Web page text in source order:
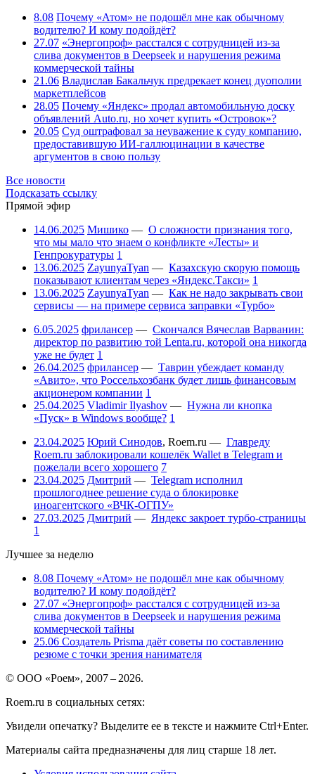
8.08 Почему «Атом» не подошёл мне как обычному
водителю? И кому подойдёт?
27.07 «Энергопроф» расстался с сотрудницей из-за
слива документов в Deepseek и нарушения режима
коммерческой тайны
21.06 Владислав Бакальчук предрекает конец дуополии
маркетплейсов
28.05 Почему «Яндекс» продал автомобильную доску
объявлений Auto.ru, но хочет купить «Островок»?
20.05 Суд оштрафовал за неуважение к суду компанию,
предоставившую ИИ-галлюцинации в качестве
аргументов в свою пользу
Все новости
Подсказать ссылку
Прямой эфир
14.06.2025 Мишико — О сложности признания того,
что мы мало что знаем о конфликте «Лесты» и
Генпрокуратуры 1
13.06.2025 ZayunyaTyan — Казахскую скорую помощь
показывают клиентам через «Яндекс.Такси» 1
13.06.2025 ZayunyaTyan — Как не надо закрывать свои
сервисы — на примере сервиса заправки «Турбо»
6.05.2025 фрилансер — Скончался Вячеслав Варванин:
директор по развитию той Lenta.ru, которой она никогда
уже не будет 1
26.04.2025 фрилансер — Таврин убеждает команду
«Авито», что Россельхозбанк будет лишь финансовым
акционером компании 1
25.04.2025 Vladimir Ilyashov — Нужна ли кнопка
«Пуск» в Windows вообще? 1
23.04.2025 Юрий Синодов, Roem.ru — Главреду
Roem.ru заблокировали кошелёк Wallet в Telegram и
пожелали всего хорошего 7
23.04.2025 Дмитрий — Telegram исполнил
прошлогоднее решение суда о блокировке
иноагентского «ВЧК-ОГПУ»
27.03.2025 Дмитрий — Яндекс закроет турбо-страницы
1
Лучшее за неделю
8.08 Почему «Атом» не подошёл мне как обычному
водителю? И кому подойдёт?
27.07 «Энергопроф» расстался с сотрудницей из-за
слива документов в Deepseek и нарушения режима
коммерческой тайны
25.06 Создатель Prisma даёт советы по составлению
резюме с точки зрения нанимателя
© ООО «Роем», 2007 – 2026.
Roem.ru в социальных сетях:
Увидели опечатку? Выделите ее в тексте и нажмите Ctrl+Enter.
Материалы сайта предназначены для лиц старше 18 лет.